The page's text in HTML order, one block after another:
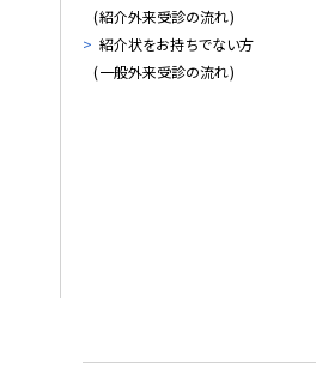
(紹介外来受診の流れ)
紹介状をお持ちでない方
(一般外来受診の流れ)